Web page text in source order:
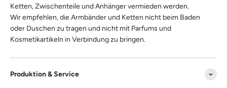
Ketten, Zwischenteile und Anhänger vermieden werden.
Wir empfehlen, die Armbänder und Ketten nicht beim Baden
oder Duschen zu tragen und nicht mit Parfums und
Kosmetikartikeln in Verbindung zu bringen.
Produktion & Service